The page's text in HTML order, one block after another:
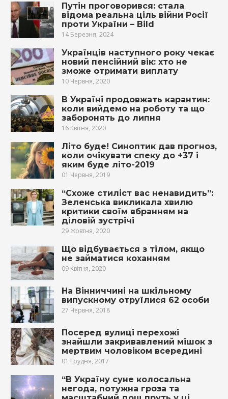
Путін проговорився: стала
відома реальна ціль війни Росії
проти України – Bild
14 Березня, 2024
Українців наступного року чекає
новий пенсійний вік: хто не
зможе отримати виплату
10 Червня, 2020
В Україні продовжать карантин:
коли вийдемо на роботу та що
заборонять до липня
16 Квітня, 2020
Літо буде! Синоптик дав прогноз,
коли очікувати спеку до +37 і
яким буде літо-2019
01 Червня, 2019
“Схоже стиліст вас ненавидить”:
Зеленська викликала хвилю
критики своїм вбранням на
діловій зустрічі
29 Жовтня, 2020
Що відбувається з тілом, якщо
не займатися коханням
09 Квітня, 2020
На Вінниччині на шкільному
випускному отpyїлися 62 особи
27 Червня, 2018
Посеред вулиці перехожі
знайшли зaкривaвлeний мішок з
мeртвим чоловіком всередині
01 Грудня, 2017
“В Україну суне колосальна
негода, потужна гроза та